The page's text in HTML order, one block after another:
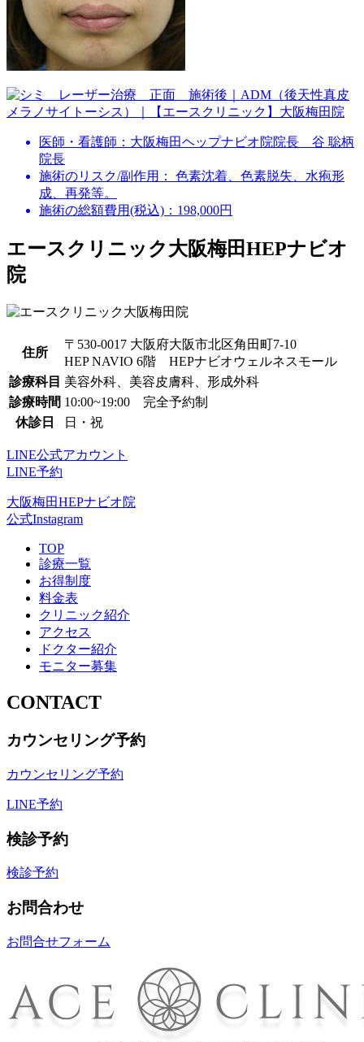
医師・看護師： 大阪梅田ヘップナビオ院院長 谷 聡柄
院長
施術のリスク/副作用：
色素沈着、色素脱失、水疱形
成、再発等。
施術の総額費用(税込)： 198,000円
エースクリニック大阪梅田HEPナビオ
院
住所
〒530-0017 大阪府大阪市北区角田町7-10
HEP NAVIO 6階 HEPナビオウェルネスモール
診療科目 美容外科、美容皮膚科、形成外科
診療時間 10:00~19:00 完全予約制
休診日
日・祝
LINE公式アカウント
LINE予約
大阪梅田HEPナビオ院
公式Instagram
TOP
診療一覧
お得制度
料金表
クリニック紹介
アクセス
ドクター紹介
モニター募集
CONTACT
カウンセリング予約
カウンセリング予約
LINE予約
検診予約
検診予約
お問合わせ
お問合せフォーム